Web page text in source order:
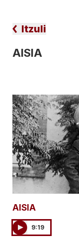
Itzuli
AISIA
AISIA
9:19